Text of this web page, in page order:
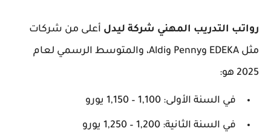
رواتب التدريب المهني شركة ليدل أعلى من شركات
مثل EDEKA وPenny وAldi، والمتوسط الرسمي لعام
2025 هو:
في السنة الأولى: 1,100 – 1,150 يورو
في السنة الثانية: 1,200 – 1,250 يورو